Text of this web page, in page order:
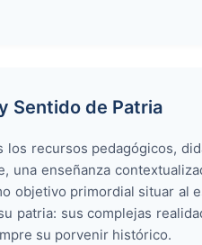
Sentido de Patria
recursos pedagógicos,
una enseñanza
objetivo primordial situar al
patria: sus complejas
su porvenir histórico.